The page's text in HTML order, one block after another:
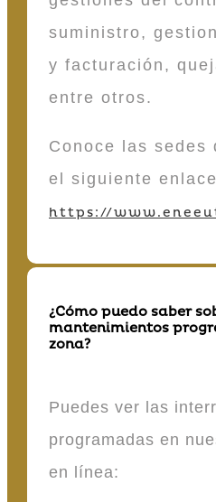
suministro,
y facturación,
entre otros.
Conoce las sedes
el siguiente enlace
https://
¿Cómo puedo saber
mantenimientos
zona?
Puedes ver las
programadas en
en línea: